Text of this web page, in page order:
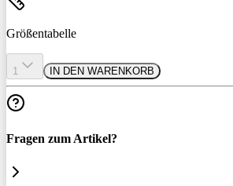
Größentabelle
1 IN DEN WARENKORB
Fragen zum Artikel?